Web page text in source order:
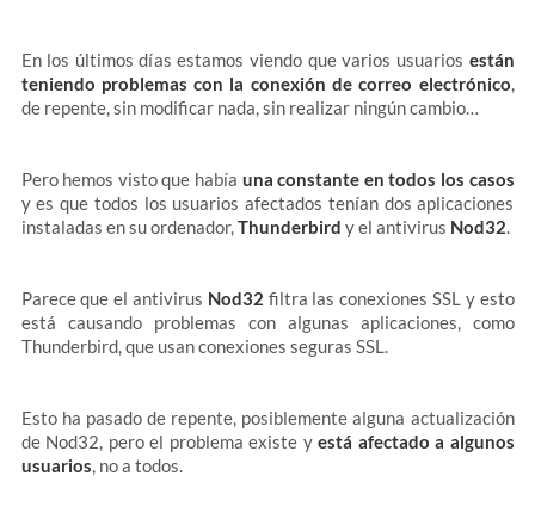
En los últimos días estamos viendo que varios usuarios están
teniendo problemas con la conexión de correo electrónico,
de repente, sin modificar nada, sin realizar ningún cambio…
Pero hemos visto que había una constante en todos los casos
y es que todos los usuarios afectados tenían dos aplicaciones
instaladas en su ordenador,Thunderbird y el antivirus Nod32.
Parece que el antivirus Nod32 filtra las conexiones SSL y esto
está causando problemas con algunas aplicaciones, como
Thunderbird, que usan conexiones seguras SSL.
Esto ha pasado de repente, posiblemente alguna actualización
de Nod32, pero el problema existe y está afectado a algunos
usuarios, no a todos.